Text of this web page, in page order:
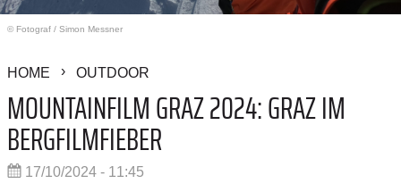
© Fotograf / Simon Messner
HOME OUTDOOR
MOUNTAINFILM GRAZ 2024: GRAZ IM
BERGFILMFIEBER
17/10/2024 - 11:45